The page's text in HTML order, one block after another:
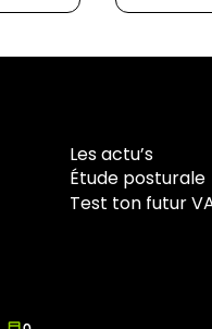
Les actu’s
Étude posturale
Test ton futur